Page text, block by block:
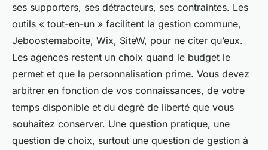
ses supporters, ses détracteurs, ses contraintes. Les
outils « tout-en-un » facilitent la gestion commune,
Jeboostemaboite, Wix, SiteW, pour ne citer qu’eux.
Les agences restent un choix quand le budget le
permet et que la personnalisation prime. Vous devez
arbitrer en fonction de vos connaissances, de votre
temps disponible et du degré de liberté que vous
souhaitez conserver. Une question pratique, une
question de choix, surtout une question de gestion à